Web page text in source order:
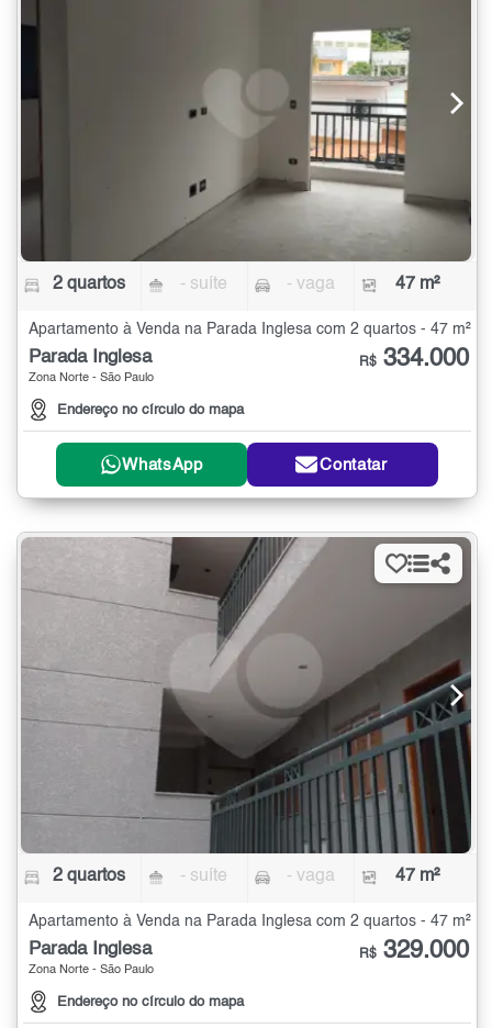
2 quartos - suíte - vaga 47 m²
Apartamento à Venda na Parada Inglesa com 2 quartos - 47 m²
Parada Inglesa
Zona Norte - São Paulo
Endereço no círculo do mapa
R$ 334.000
WhatsApp Contatar
2 quartos - suíte - vaga 47 m²
Apartamento à Venda na Parada Inglesa com 2 quartos - 47 m²
Parada Inglesa
Zona Norte - São Paulo
Endereço no círculo do mapa
R$ 329.000